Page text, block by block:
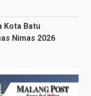
Kota Batu
Nimas 2026